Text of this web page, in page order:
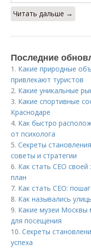
Читать дальше →
Последние
1. Какие природные
привлекают туристов
2. Какие уникальные
3. Какие спортивные
Краснодаре
4. Как быстро
от психолога
5.Секреты
советы и стратегии
6. Как стать CEO
план
7. Как стать CEO:
8. Как назывались
9. Какие музеи
для посещения
10.Секреты
успеха